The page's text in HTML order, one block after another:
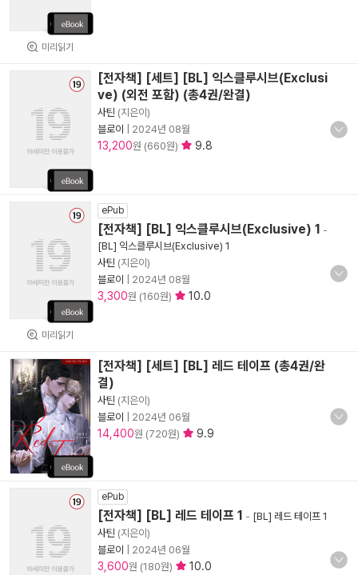
미리읽기
[전자책] [세트] [BL] 익스클루시브(Exclusi
ve) (외전 포함) (총4권/완결)
사틴 (지은이)
블로이
2024년 08월
13,200원 (660원) 9.8
미리읽기
ePub
[전자책] [BL] 익스클루시브(Exclusive) 1 -
[BL] 익스클루시브(Exclusive) 1
사틴 (지은이)
블로이
2024년 08월
3,300원 (160원) 10.0
[전자책] [세트] [BL] 레드 테이프 (총4권/완
결)
사틴 (지은이)
블로이
2024년 06월
14,400원 (720원) 9.9
ePub
[전자책] [BL] 레드 테이프 1 - [BL] 레드 테이프 1
사틴 (지은이)
블로이
2024년 06월
3,600원 (180원) 10.0